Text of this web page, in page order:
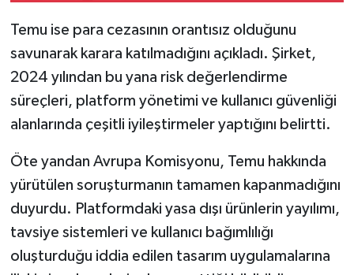
Temu ise para cezasının orantısız olduğunu
savunarak karara katılmadığını açıkladı. Şirket,
2024 yılından bu yana risk değerlendirme
süreçleri, platform yönetimi ve kullanıcı güvenliği
alanlarında çeşitli iyileştirmeler yaptığını belirtti.
Öte yandan Avrupa Komisyonu, Temu hakkında
yürütülen soruşturmanın tamamen kapanmadığını
duyurdu. Platformdaki yasa dışı ürünlerin yayılımı,
tavsiye sistemleri ve kullanıcı bağımlılığı
oluşturduğu iddia edilen tasarım uygulamalarına